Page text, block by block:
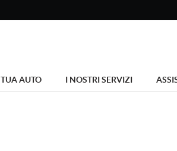
AUTO I NOSTRI SERVIZI